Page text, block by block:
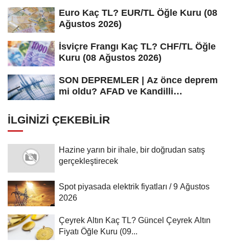
Euro Kaç TL? EUR/TL Öğle Kuru (08
Ağustos 2026)
İsviçre Frangı Kaç TL? CHF/TL Öğle
Kuru (08 Ağustos 2026)
SON DEPREMLER | Az önce deprem
mi oldu? AFAD ve Kandilli
İLGINIZI ÇEKEBILIR
Hazine yarın bir ihale, bir doğrudan satış
gerçekleştirecek
Spot piyasada elektrik fiyatları / 9 Ağustos
2026
Çeyrek Altın Kaç TL? Güncel Çeyrek Altın
Fiyatı Öğle Kuru (09...